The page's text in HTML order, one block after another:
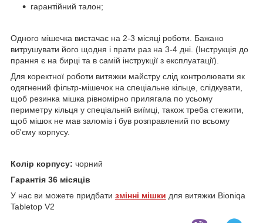
гарантійний талон;
Одного мішечка вистачає на 2-3 місяці роботи. Бажано
витрушувати його щодня і прати раз на 3-4 дні. (Інструкція до
прання є на бирці та в самій інструкції з експлуатації).
Для коректної роботи витяжки майстру слід контролювати як
одягнений фільтр-мішечок на спеціальне кільце, слідкувати,
щоб резинка мішка рівномірно прилягала по усьому
периметру кільця у спеціальній виїмці, також треба стежити,
щоб мішок не мав заломів і був розправлений по всьому
об'єму корпусу.
Колір корпусу: чорний
Гарантія 36 місяців
У нас ви можете придбати змінні мішки для витяжки Bioniqa
Tabletop V2